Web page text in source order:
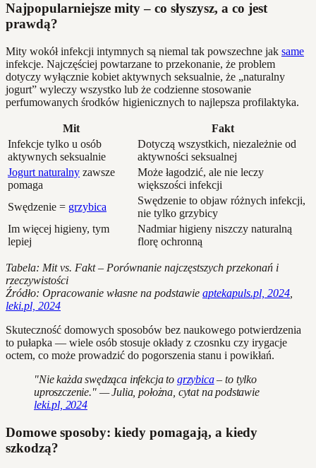
Najpopularniejsze mity – co słyszysz, a co jest
prawdą?
Mity wokół infekcji intymnych są niemal tak powszechne jak same
infekcje. Najczęściej powtarzane to przekonanie, że problem
dotyczy wyłącznie kobiet aktywnych seksualnie, że „naturalny
jogurt” wyleczy wszystko lub że codzienne stosowanie
perfumowanych środków higienicznych to najlepsza profilaktyka.
Mit
Fakt
Infekcje tylko u osób
aktywnych seksualnie
Dotyczą wszystkich, niezależnie od
aktywności seksualnej
Jogurt naturalny zawsze
pomaga
Może łagodzić, ale nie leczy
większości infekcji
Swędzenie = grzybica
Swędzenie to objaw różnych infekcji,
nie tylko grzybicy
Im więcej higieny, tym
lepiej
Nadmiar higieny niszczy naturalną
florę ochronną
Tabela: Mit vs. Fakt – Porównanie najczęstszych przekonań i
rzeczywistości
Źródło: Opracowanie własne na podstawie aptekapuls.pl, 2024
leki.pl, 2024
Skuteczność domowych sposobów bez naukowego potwierdzenia
to pułapka — wiele osób stosuje okłady z czosnku czy irygacje
octem, co może prowadzić do pogorszenia stanu i powikłań.
"Nie każda swędząca infekcja to grzybica– to tylko
uproszczenie." — Julia, położna, cytat na podstawie
leki.pl, 2024
Domowe sposoby: kiedy pomagają, a kiedy
szkodzą?